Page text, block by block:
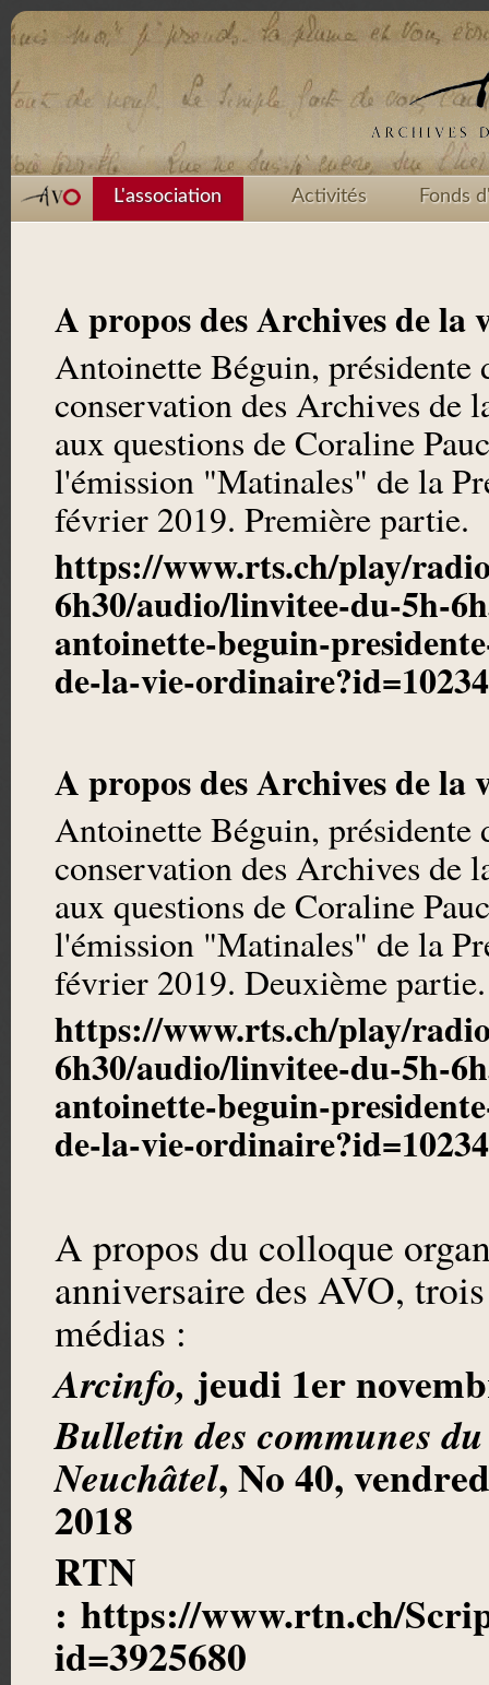
L'association Activités Fonds
A propos des Archives de la
Antoinette Béguin,
conservation des Archives de
aux questions de Coraline
l'émission "Matinales" de la
février 2019. Première partie.
https://www.rts.ch/play/
6h30/audio/linvitee-du-5h-
antoinette-beguin-
de-la-vie-
A propos des Archives de la
Antoinette Béguin,
conservation des Archives de
aux questions de Coraline
l'émission "Matinales" de la
février 2019. Deuxième partie.
https://www.rts.ch/play/
6h30/audio/linvitee-du-5h-
antoinette-beguin-
de-la-vie-
A propos du colloque
anniversaire des AVO,
médias :
Arcinfo, jeudi 1er
Bulletin des communes
Neuchâtel, No 40,
2018
RTN
: https://www.rtn.ch/
id=3925680